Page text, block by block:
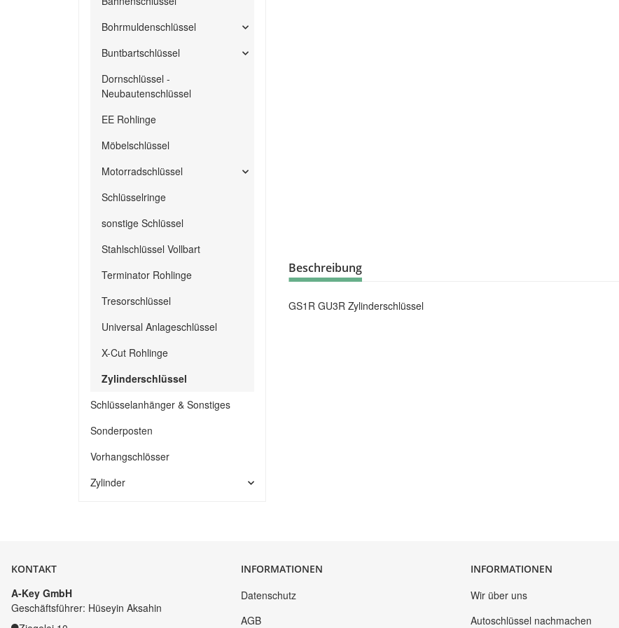
Beschreibung
GS1R GU3R Zylinderschlüssel
Bohrmuldenschlüssel
Buntbartschlüssel
Dornschlüssel -
Neubautenschlüssel
EE Rohlinge
Möbelschlüssel
Motorradschlüssel
Schlüsselringe
sonstige Schlüssel
Stahlschlüssel Vollbart
Terminator Rohlinge
Tresorschlüssel
Universal Anlageschlüssel
X-Cut Rohlinge
Zylinderschlüssel
Schlüsselanhänger & Sonstiges
Sonderposten
Vorhangschlösser
Zylinder
KONTAKT
A-Key GmbH
Geschäftsführer: Hüseyin Aksahin
INFORMATIONEN
Datenschutz
AGB
INFORMATIONEN
Wir über uns
Autoschlüssel nachmachen